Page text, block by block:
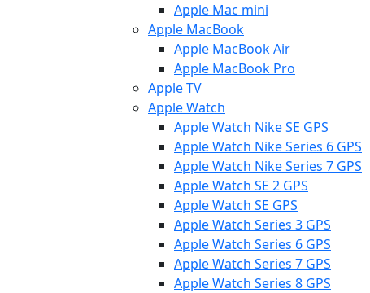
Apple Mac mini
Apple MacBook
Apple MacBook Air
Apple MacBook Pro
Apple TV
Apple Watch
Apple Watch Nike SE GPS
Apple Watch Nike Series 6 GPS
Apple Watch Nike Series 7 GPS
Apple Watch SE 2 GPS
Apple Watch SE GPS
Apple Watch Series 3 GPS
Apple Watch Series 6 GPS
Apple Watch Series 7 GPS
Apple Watch Series 8 GPS